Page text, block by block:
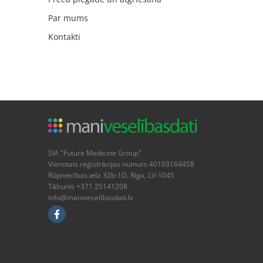
Par mums
Kontakti
SIA "Future Medicine Group"
Vienotais reģistrācijas numurs 40103164458
Rūpniecības iela 32b-1D, Rīga, LV-1045
Tālrunis +371 25141208
info@maniveselibasdati.lv